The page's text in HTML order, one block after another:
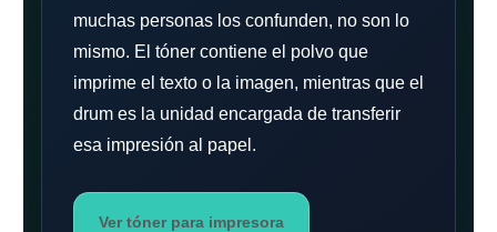
muchas personas los confunden, no son lo
mismo. El tóner contiene el polvo que
imprime el texto o la imagen, mientras que el
drum es la unidad encargada de transferir
esa impresión al papel.
Ver tóner para impresora